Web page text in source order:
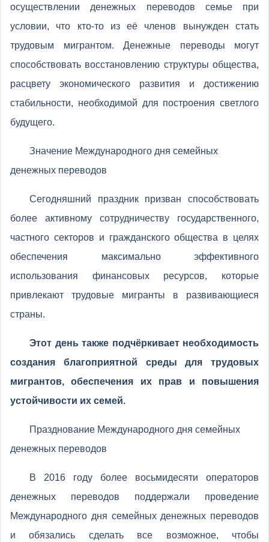
осуществлении денежных переводов семье при
условии, что кто-то из её членов вынужден стать
трудовым мигрантом. Денежные переводы могут
способствовать восстановлению структуры общества,
расцвету экономического развития и достижению
стабильности, необходимой для построения светлого
будущего.
Значение Международного дня семейных
денежных переводов
Сегодняшний праздник призван способствовать
более активному сотрудничеству государственного,
частного секторов и гражданского общества в целях
обеспечения максимально эффективного
использования финансовых ресурсов, которые
привлекают трудовые мигранты в развивающиеся
страны.
Этот день также подчёркивает необходимость
создания благоприятной среды для трудовых
мигрантов, обеспечения их прав и повышения
устойчивости их семей.
Празднование Международного дня семейных
денежных переводов
В 2016 году более восьмидесяти операторов
денежных переводов поддержали проведение
Международного дня семейных денежных переводов
и обязались сделать все возможное, чтобы